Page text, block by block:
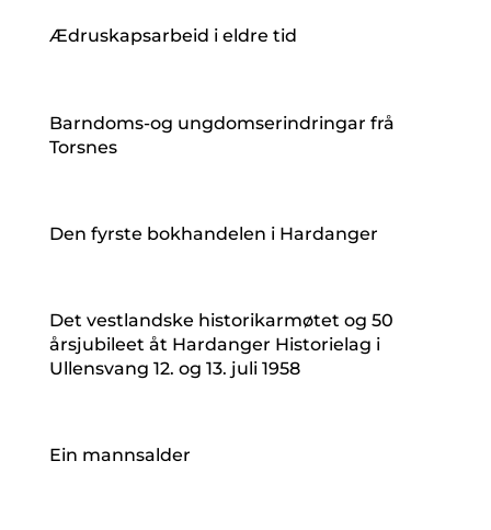
Ædruskapsarbeid i eldre tid
Barndoms-og ungdomserindringar frå
Torsnes
Den fyrste bokhandelen i Hardanger
Det vestlandske historikarmøtet og 50
årsjubileet åt Hardanger Historielag i
Ullensvang 12. og 13. juli 1958
Ein mannsalder